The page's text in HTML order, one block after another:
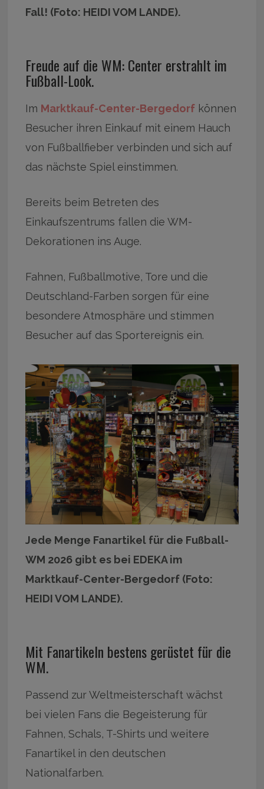
Fall! (Foto: HEIDI VOM LANDE).
Freude auf die WM: Center erstrahlt im
Fußball-Look.
Im Marktkauf-Center-Bergedorf können
Besucher ihren Einkauf mit einem Hauch
von Fußballfieber verbinden und sich auf
das nächste Spiel einstimmen.
Bereits beim Betreten des
Einkaufszentrums fallen die WM-
Dekorationen ins Auge.
Fahnen, Fußballmotive, Tore und die
Deutschland-Farben sorgen für eine
besondere Atmosphäre und stimmen
Besucher auf das Sportereignis ein.
Jede Menge Fanartikel für die Fußball-
WM 2026 gibt es bei EDEKA im
Marktkauf-Center-Bergedorf (Foto:
HEIDI VOM LANDE).
Mit Fanartikeln bestens gerüstet für die
WM.
Passend zur Weltmeisterschaft wächst
bei vielen Fans die Begeisterung für
Fahnen, Schals, T-Shirts und weitere
Fanartikel in den deutschen
Nationalfarben.